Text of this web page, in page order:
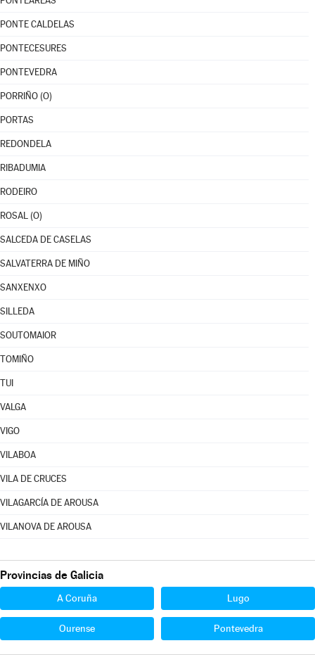
PONTE CALDELAS
PONTECESURES
PONTEVEDRA
PORRIÑO (O)
PORTAS
REDONDELA
RIBADUMIA
RODEIRO
ROSAL (O)
SALCEDA DE CASELAS
SALVATERRA DE MIÑO
SANXENXO
SILLEDA
SOUTOMAIOR
TOMIÑO
TUI
VALGA
VIGO
VILABOA
VILA DE CRUCES
VILAGARCÍA DE AROUSA
VILANOVA DE AROUSA
Provincias de Galicia
A Coruña Lugo
Ourense Pontevedra